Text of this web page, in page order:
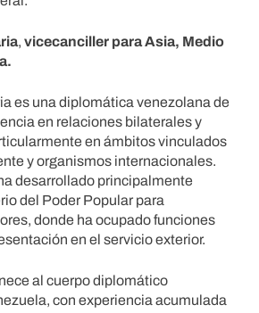
, vicecanciller para Asia, Medio
es una diplomática venezolana de
en relaciones bilaterales y
en ámbitos vinculados
y organismos internacionales.
desarrollado principalmente
del Poder Popular para
donde ha ocupado funciones
en el servicio exterior.
al cuerpo diplomático
con experiencia acumulada